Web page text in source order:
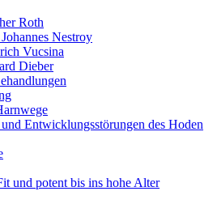
Roth
Nestroy
Vucsina
Dieber
Entwicklungsstörungen des Hoden
und potent bis ins hohe Alter